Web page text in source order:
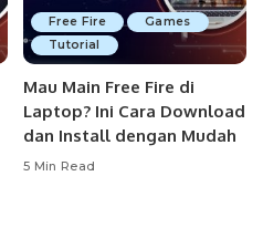
Free Fire
Games
Tutorial
Mau Main Free Fire di
Laptop? Ini Cara Download
dan Install dengan Mudah
5 Min Read